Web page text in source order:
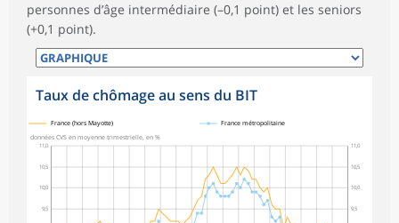
personnes d’âge intermédiaire (–0,1 point) et les seniors
(+0,1 point).
Taux de chômage au sens du BIT
9,5
10,0
10,5
11,0
9,5
10,0
10,5
11,0
données CVS en moyenne trimestrielle, en %
France (hors Mayotte) France métropolitaine